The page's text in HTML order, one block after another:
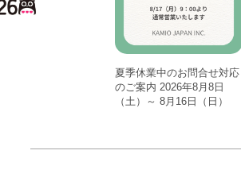
夏季休業中のお問合せ対応
のご案内 2026年8月8日
（土）～ 8月16日（日）